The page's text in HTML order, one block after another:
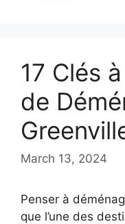
17 Clés
de
March 13, 2024
Penser à
que l’une des